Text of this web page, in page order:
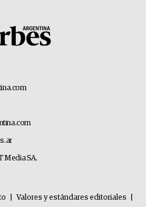
Media SA.
Valores y estándares editoriales